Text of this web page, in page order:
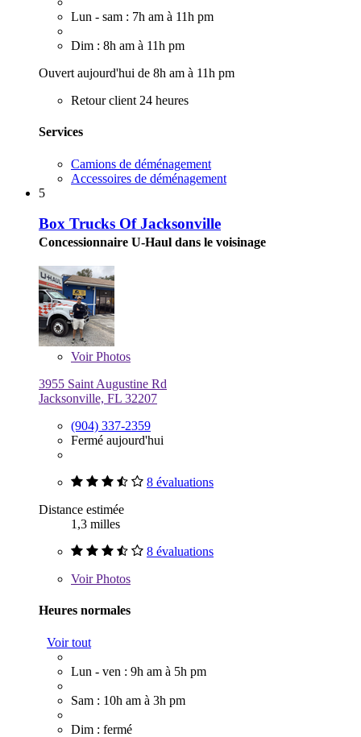
Lun - sam : 7h am à 11h pm
Dim : 8h am à 11h pm
Ouvert aujourd'hui de 8h am à 11h pm
Retour client 24 heures
Services
Camions de déménagement
Accessoires de déménagement
5
Box Trucks Of Jacksonville
Concessionnaire U-Haul dans le voisinage
VoirPhotos
3955 Saint Augustine Rd
Jacksonville, FL 32207
(904) 337-2359
Fermé aujourd'hui
8 évaluations
Distance estimée
1,3 milles
8 évaluations
VoirPhotos
Heures normales
Voir tout
Lun - ven : 9h am à 5h pm
Sam : 10h am à 3h pm
Dim : fermé